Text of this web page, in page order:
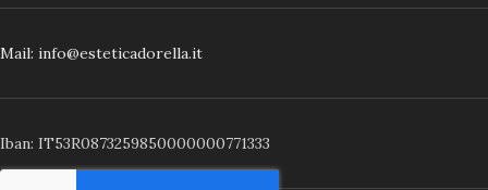
Mail: info@esteticadorella.it
Iban: IT53R0873259850000000771333